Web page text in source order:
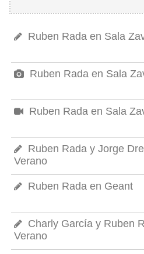
Ruben Rada en Sala
Ruben Rada en Sala
Ruben Rada en Sala
Ruben Rada y Jorge
Verano
Ruben Rada en Geant
Charly García y Ruben
Verano